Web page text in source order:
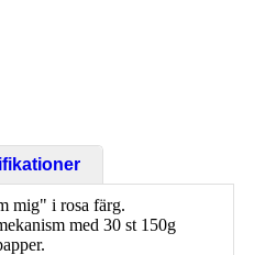
mig" i rosa färg.
med 30 st 150g